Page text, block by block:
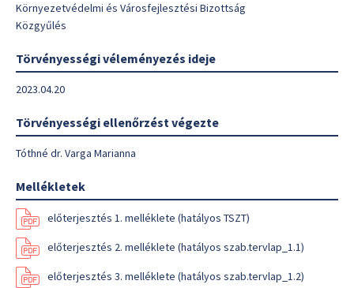
Környezetvédelmi és Városfejlesztési Bizottság
Közgyűlés
Törvényességi véleményezés ideje
2023.04.20
Törvényességi ellenőrzést végezte
Tóthné dr. Varga Marianna
Mellékletek
előterjesztés 1. melléklete (hatályos TSZT)
előterjesztés 2. melléklete (hatályos szab.tervlap_1.1)
előterjesztés 3. melléklete (hatályos szab.tervlap_1.2)